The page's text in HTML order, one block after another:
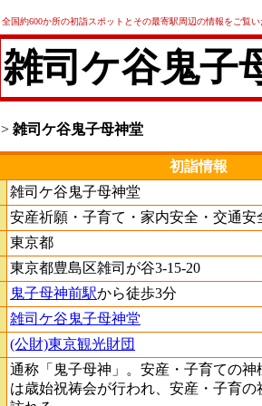
全国約600か所の初詣スポットとその最寄駅周辺の情報をご覧
雑司ケ谷鬼子
> 雑司ケ谷鬼子母神堂
初詣情報
雑司ケ谷鬼子母神堂
安産祈願・子育て・家内安全・交通安
東京都
東京都豊島区雑司が谷3-15-20
鬼子母神前駅から徒歩3分
雑司ケ谷鬼子母神堂
(公財)東京観光財団
通称「鬼子母神」。安産・子育ての
は歳始祝祷会が行われ、安産・子育